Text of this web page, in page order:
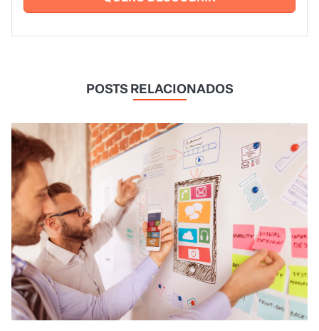
POSTS RELACIONADOS